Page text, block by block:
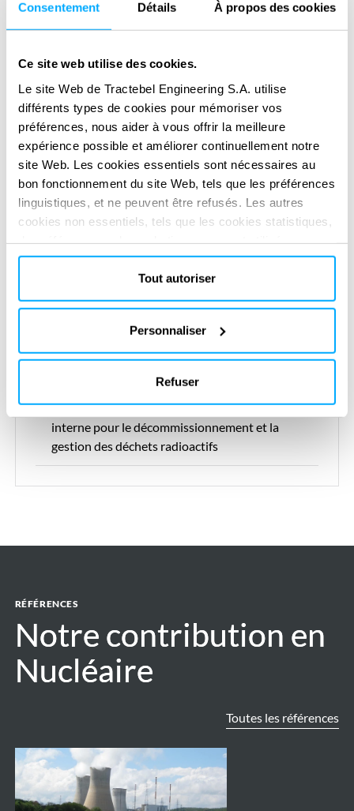
Consentement Détails À propos des cookies
Ce site web utilise des cookies.
Le site Web de Tractebel Engineering S.A. utilise
différents types de cookies pour mémoriser vos
préférences, nous aider à vous offrir la meilleure
expérience possible et améliorer continuellement notre
site Web. Les cookies essentiels sont nécessaires au
bon fonctionnement du site Web, tels que les préférences
linguistiques, et ne peuvent être refusés. Les autres
cookies non essentiels, tels que les cookies statistiques,
qu'après avoir cliqué sur « Accepter tout ». Pour plus
d'informations, veuillez consulter notre politique en
matière de cookies dans la section « À propos » et au
Tout autoriser
Personnaliser
Refuser
Traitement, conditionnement, stockage et
Notre valeur ajoutée
Capacité à agir en tant que consultant, chef de
projet ou architecte/ingénieur de l’exploitant
pour soutenir les activités de
décommissionnement
spécifications techniques et la mise en service
des installations de gestion des déchets
Optimise le décommissionnement et la gestion
des déchets avec des solutions rentables
Accès aux outils validés et fiables de Tractebel
ainsi qu’aux codes informatiques développés en
interne pour le décommissionnement et la
gestion des déchets radioactifs
RÉFÉRENCES
Notre contribution en
Nucléaire
Notre contribution en
Nucléaire
Toutes les références
Decommissioning
Program
at